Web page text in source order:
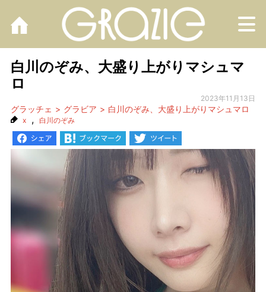
白川のぞみ、大盛り上がりマシュマ
ロ
2023年11月13日
グラッチェ グラビア 白川のぞみ、大盛り上がりマシュマロ
x , 白川のぞみ